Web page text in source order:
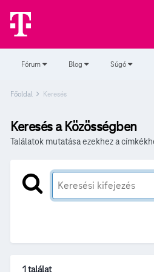
Fórum Blog Súgó
Főoldal Keresés
Keresés a Közösségben
Találatok mutatása ezekhez a
1 találat